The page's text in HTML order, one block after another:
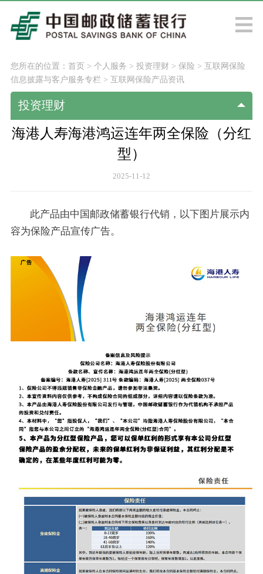
您所在的位置： 首页> 个人服务 > 投资理财 > 保险 > 互联网保险
信息披露与客户服务专栏 > 互联网保险产品资讯
投资理财
海港人寿海港鸿运连年两全保险（分红
型）
2025-11-12
此产品由中国邮政储蓄银行代销，以下图片展示内
容为保险产品宣传广告。